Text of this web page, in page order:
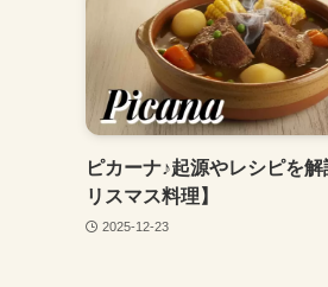
ピカーナ♪起源やレシピを解
リスマス料理】
2025-12-23